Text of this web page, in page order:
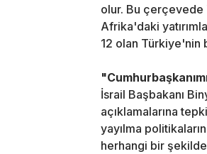
olur. Bu
Afrika'daki
12 olan Türkiye'nin
İsrail Başbakanı
açıklamalarına
yayılma
herhangi bir şekilde